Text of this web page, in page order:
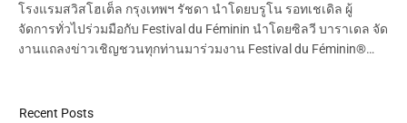
โรงแรมสวิสโฮเต็ล กรุงเทพฯ รัชดา นำโดยบรูโน รอทเชเดิล ผู้
จัดการทั่วไปร่วมมือกับ Festival du Féminin นำโดยซิลวี บาราเดล จัด
งานแถลงข่าวเชิญชวนทุกท่านมาร่วมงาน Festival du Féminin®…
Recent Posts